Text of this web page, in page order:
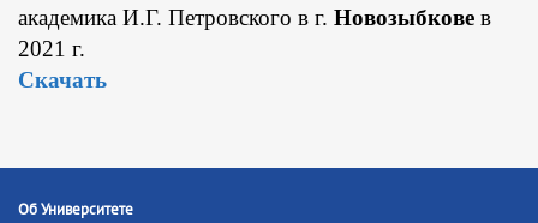
академика И.Г. Петровского в г. Новозыбкове в
2021 г.
Скачать
Об Университете